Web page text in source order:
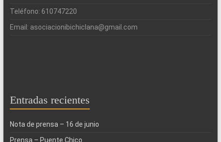
Teléfono: 610747220
Email: asociacionibichiclana@gmail.com
Entradas recientes
Nota de prensa – 16 de junio
Prensa – Puente Chico